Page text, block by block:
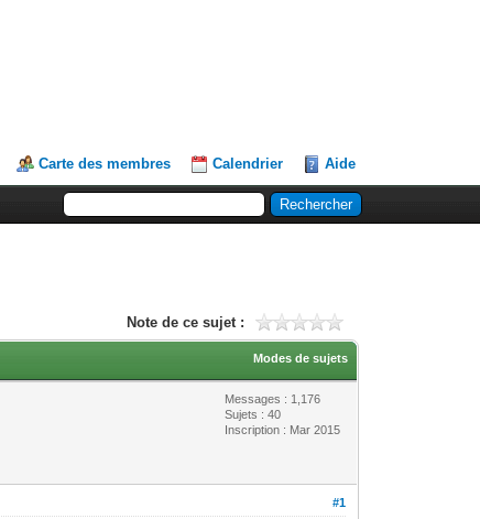
Carte des membres Calendrier Aide
Note de ce sujet :
Modes de sujets
Messages : 1,176
Sujets : 40
Inscription : Mar 2015
#1